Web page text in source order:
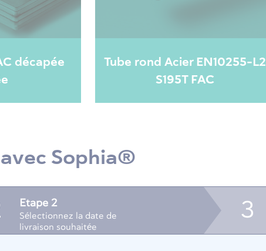
décapée
Tube rond Acier EN10255-L2
S195T FAC
Sophia®
Etape 2
Sélectionnez la date de
livraison souhaitée
3